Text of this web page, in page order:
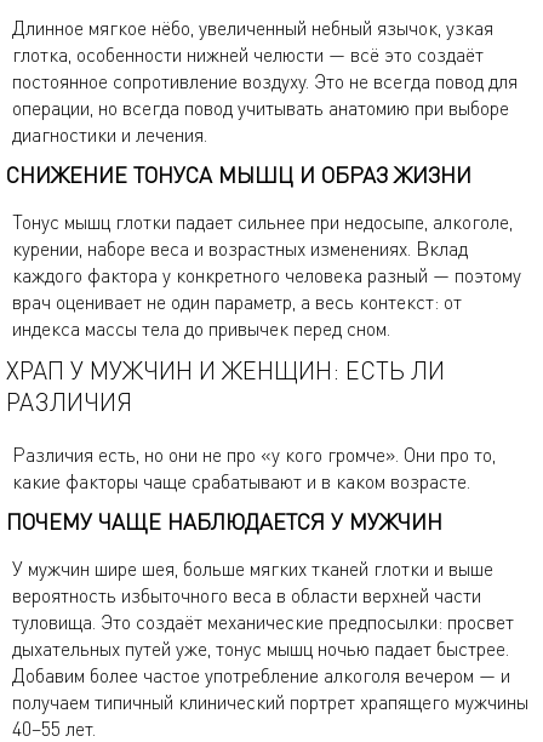
Длинное мягкое нёбо, увеличенный небный язычок, узкая
глотка, особенности нижней челюсти — всё это создаёт
постоянное сопротивление воздуху. Это не всегда повод для
операции, но всегда повод учитывать анатомию при выборе
диагностики и лечения.
СНИЖЕНИЕ ТОНУСА МЫШЦ И ОБРАЗ ЖИЗНИ
Тонус мышц глотки падает сильнее при недосыпе, алкоголе,
курении, наборе веса и возрастных изменениях. Вклад
каждого фактора у конкретного человека разный — поэтому
врач оценивает не один параметр, а весь контекст: от
индекса массы тела до привычек перед сном.
ХРАП У МУЖЧИН И ЖЕНЩИН: ЕСТЬ ЛИ
РАЗЛИЧИЯ
Различия есть, но они не про «у кого громче». Они про то,
какие факторы чаще срабатывают и в каком возрасте.
ПОЧЕМУ ЧАЩЕ НАБЛЮДАЕТСЯ У МУЖЧИН
У мужчин шире шея, больше мягких тканей глотки и выше
вероятность избыточного веса в области верхней части
туловища. Это создаёт механические предпосылки: просвет
дыхательных путей уже, тонус мышц ночью падает быстрее.
Добавим более частое употребление алкоголя вечером — и
получаем типичный клинический портрет храпящего мужчины
40–55 лет.